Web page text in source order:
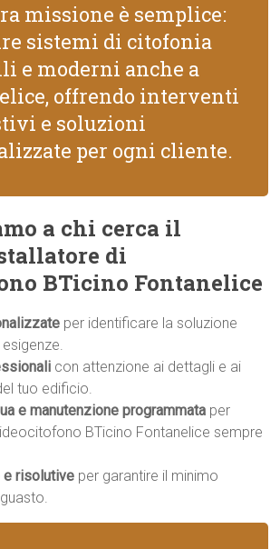
missione è semplice:
sistemi di citofonia
e moderni anche a
offrendo interventi
e soluzioni
per ogni cliente.
a chi cerca il
di
BTicino Fontanelice
per identificare la soluzione
con attenzione ai dettagli e ai
tuo edificio.
e manutenzione programmata per
BTicino Fontanelice sempre
e risolutive per garantire il minimo